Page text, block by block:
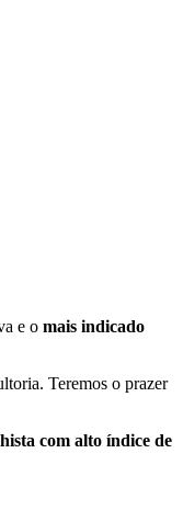
e o mais indicado
Teremos o prazer
com alto índice de